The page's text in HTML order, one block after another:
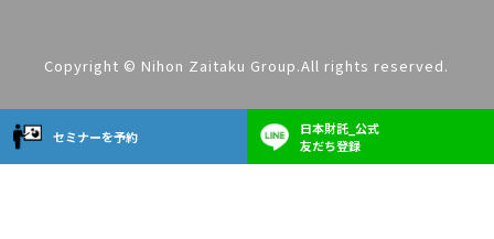
セミナーを予約
日本財託_公式
友だち登録
Copyright © Nihon Zaitaku Group.All rights reserved.